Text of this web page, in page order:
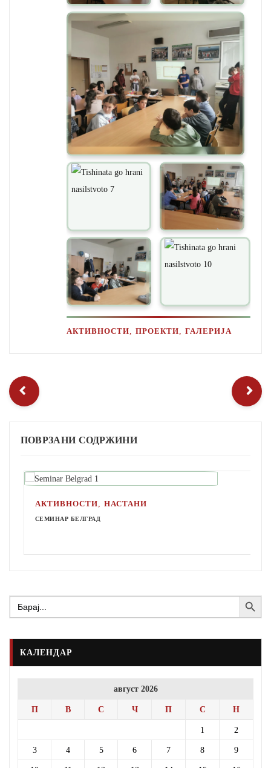
АКТИВНОСТИ ,ПРОЕКТИ ,ГАЛЕРИЈА
ПОВРЗАНИ СОДРЖИНИ
АКТИВНОСТИ, НАСТАНИ
СЕМИНАР БЕЛГРАД
Search
for:
Search Button
КАЛЕНДАР
август 2026
П В С Ч П С Н
1 2
3 4 5 6 7 8 9